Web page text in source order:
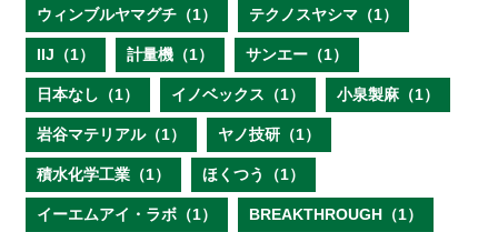
ウィンブルヤマグチ（1） テクノスヤシマ（1）
IIJ（1） 計量機（1） サンエー（1）
日本なし（1） イノベックス（1） 小泉製麻（1）
岩谷マテリアル（1） ヤノ技研（1）
積水化学工業（1） ほくつう（1）
イーエムアイ・ラボ（1） BREAKTHROUGH（1）